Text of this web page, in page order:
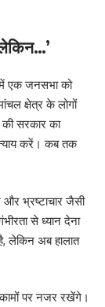
में एक जनसभा को
क्षेत्र के लोगों
सरकार का
करें। कब तक
और भ्रष्टाचार जैसी
से ध्यान देना
लेकिन अब हालात
पर नजर रखेंगे।